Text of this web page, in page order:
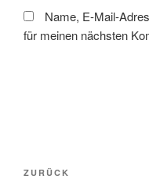
Name, E-Mail-
für meinen nächsten
Beitragsnavigation
Vorheriger
ZURÜCK